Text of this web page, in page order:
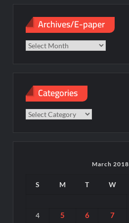
Archives/E-paper
Categories
Categories
March 2018
S M T W
4
5 6 7